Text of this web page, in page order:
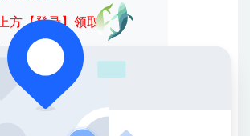
上方【登录】领取
册新用户赠送VIP